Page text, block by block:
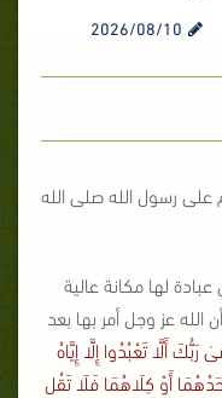
2026/08/10
على رسول الله صلى الله
لها مكانة عالية
عز وجل أمر بها بعد
رَبُّكَ أَلَّا تَعْبُدُوا إِلَّا إِيَّاهُ
أَوْ كِلَاهُمَا فَلَا تَقُل